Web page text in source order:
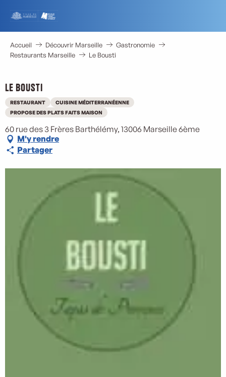
contenu
principal
Accueil Découvrir Marseille
Gastronomie
Restaurants Marseille
Le Bousti
Le Bousti
RESTAURANT
CUISINE MÉDITERRANÉENNE
PROPOSE DES PLATS FAITS MAISON
60 rue des 3 Frères Barthélémy, 13006 Marseille 6ème
M'y rendre
Partager